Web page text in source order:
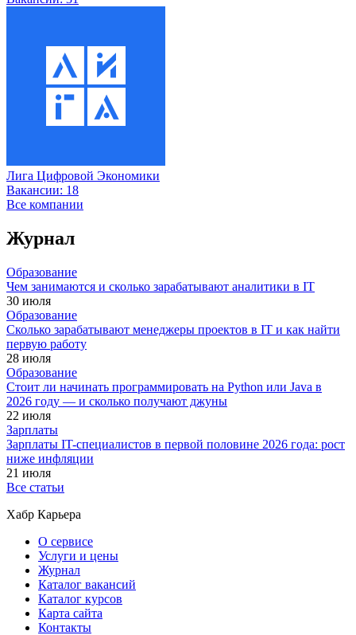
Лига Цифровой Экономики
Вакансии: 18
Все компании
Журнал
Образование
Чем занимаются и сколько зарабатывают аналитики в IT
30 июля
Образование
Сколько зарабатывают менеджеры проектов в IT и как найти
первую работу
28 июля
Образование
Стоит ли начинать программировать на Python или Java в
2026 году — и сколько получают джуны
22 июля
Зарплаты
Зарплаты IT-специалистов в первой половине 2026 года: рост
ниже инфляции
21 июля
Все статьи
Хабр Карьера
О сервисе
Услуги и цены
Журнал
Каталог вакансий
Каталог курсов
Карта сайта
Контакты